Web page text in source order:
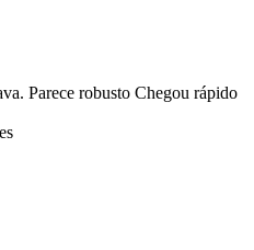
Parece robusto Chegou rápido